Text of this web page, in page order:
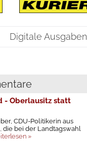
Digitale Ausgaben
- Oberlausitz statt
CDU-Politikerin aus
die bei der Landtagswahl
»